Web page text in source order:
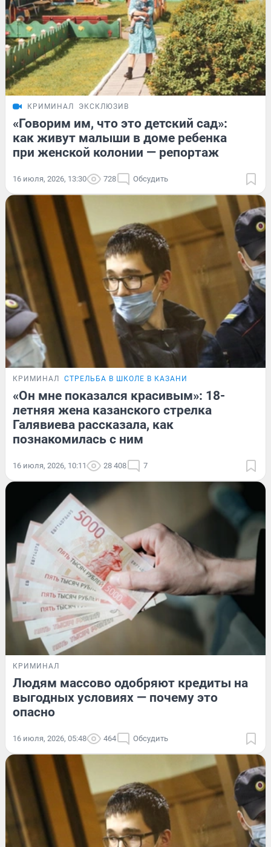
КРИМИНАЛ ЭКСКЛЮЗИВ
«Говорим им, что это детский сад»:
как живут малыши в доме ребенка
при женской колонии — репортаж
16 июля, 2026, 13:30 728 Обсудить
КРИМИНАЛ СТРЕЛЬБА В ШКОЛЕ В КАЗАНИ
«Он мне показался красивым»: 18-
летняя жена казанского стрелка
Галявиева рассказала, как
познакомилась с ним
16 июля, 2026, 10:11 28 408 7
КРИМИНАЛ
Людям массово одобряют кредиты на
выгодных условиях — почему это
опасно
16 июля, 2026, 05:48 464 Обсудить